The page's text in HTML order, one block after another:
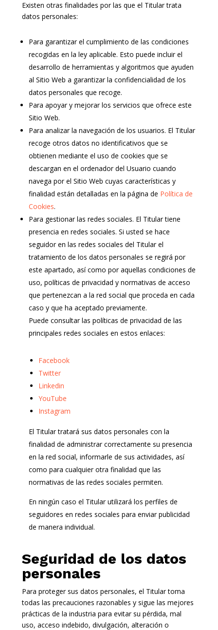
Existen otras finalidades por las que el Titular trata
datos personales:
Para garantizar el cumplimiento de las condiciones
recogidas en la ley aplicable. Esto puede incluir el
desarrollo de herramientas y algoritmos que ayuden
al Sitio Web a garantizar la confidencialidad de los
datos personales que recoge.
Para apoyar y mejorar los servicios que ofrece este
Sitio Web.
Para analizar la navegación de los usuarios. El Titular
recoge otros datos no identificativos que se
obtienen mediante el uso de cookies que se
descargan en el ordenador del Usuario cuando
navega por el Sitio Web cuyas características y
finalidad están detalladas en la página de Política de
Cookies.
Para gestionar las redes sociales. El Titular tiene
presencia en redes sociales. Si usted se hace
seguidor en las redes sociales del Titular el
tratamiento de los datos personales se regirá por
este apartado, así como por aquellas condiciones de
uso, políticas de privacidad y normativas de acceso
que pertenezcan a la red social que proceda en cada
caso y que ha aceptado previamente.
Puede consultar las políticas de privacidad de las
principales redes sociales en estos enlaces:
Facebook
Twitter
Linkedin
YouTube
Instagram
El Titular tratará sus datos personales con la
finalidad de administrar correctamente su presencia
en la red social, informarle de sus actividades, así
como para cualquier otra finalidad que las
normativas de las redes sociales permiten.
En ningún caso el Titular utilizará los perfiles de
seguidores en redes sociales para enviar publicidad
de manera individual.
Seguridad de los datos
personales
Para proteger sus datos personales, el Titular toma
todas las precauciones razonables y sigue las mejores
prácticas de la industria para evitar su pérdida, mal
uso, acceso indebido, divulgación, alteración o